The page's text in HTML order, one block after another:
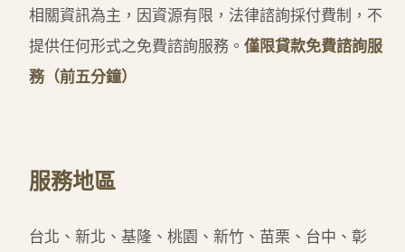
相關資訊為主，因資源有限，法律諮詢採付費制，不
提供任何形式之免費諮詢服務。 僅限貸款免費諮詢服
務（前五分鐘）
服務地區
台北、新北、基隆、桃園、新竹、苗栗、台中、彰